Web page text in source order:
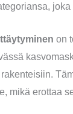
on
mikä erottaa